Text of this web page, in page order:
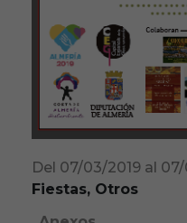
Del 07/03/2019 al
Fiestas, Otros